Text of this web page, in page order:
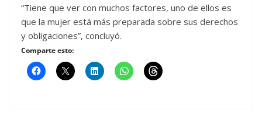
“Tiene que ver con muchos factores, uno de ellos es
que la mujer está más preparada sobre sus derechos
y obligaciones”, concluyó.
Comparte esto: